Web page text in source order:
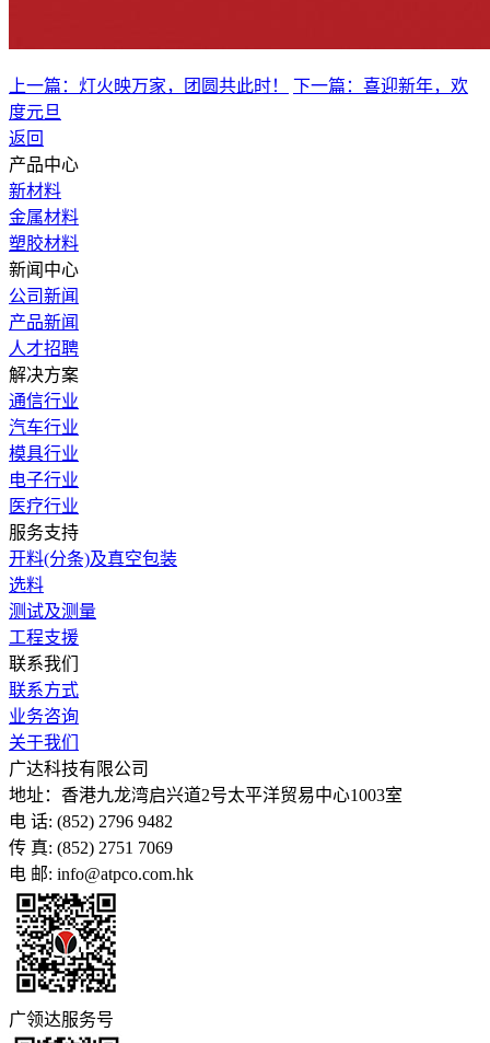
上一篇：灯火映万家，团圆共此时！
下一篇：喜迎新年，欢
度元旦
返回
产品中心
新材料
金属材料
塑胶材料
新闻中心
公司新闻
产品新闻
人才招聘
解决方案
通信行业
汽车行业
模具行业
电子行业
医疗行业
服务支持
开料(分条)及真空包装
选料
测试及测量
工程支援
联系我们
联系方式
业务咨询
关于我们
广达科技有限公司
地址：香港九龙湾启兴道2号太平洋贸易中心1003室
电 话: (852) 2796 9482
传 真: (852) 2751 7069
电 邮: info@atpco.com.hk
广领达服务号